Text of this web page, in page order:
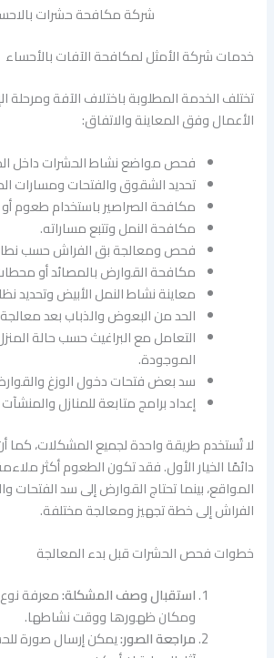
شركة مكافحة حشرات
خدمات شركة الأمثل لمكافحة الآفات بالأحساء
تختلف الخدمة المطلوبة باختلاف الآفة ومرحلة
الأعمال وفق المعاينة والاتفاق:
فحص مواضع نشاط الحشرات داخل
تحديد الشقوق والفتحات ومسارات
مكافحة الصراصير باستخدام طعوم
مكافحة النمل وتتبع مساراته.
فحص ومعالجة بق الفراش حسب
مكافحة القوارض بالمصائد أو
معاينة نشاط النمل الأبيض وتحديد
الحد من البعوض والذباب بعد معالجة
التعامل مع البراغيث حسب حالة
الموجودة.
سد بعض فتحات دخول الوزغ
إعداد برامج متابعة للمنازل
لا تُستخدم طريقة واحدة لجميع المشكلات، كما
دائمًا الخيار الأول. فقد تكون الطعوم أكثر
المواقع، بينما تحتاج القوارض إلى سد الفتحات
الفراش إلى خطة تجهيز ومعالجة مختلفة.
خطوات فحص الحشرات قبل بدء المعالجة
استقبال وصف المشكلة:معرفة نوع
ومكان ظهورها ووقت نشاطها.
مراجعة الصور:يمكن إرسال صورة